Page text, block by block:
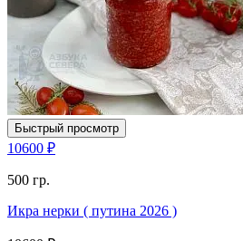
Быстрый просмотр
10600 ₽
500 гр.
Икра нерки ( путина 2026 )